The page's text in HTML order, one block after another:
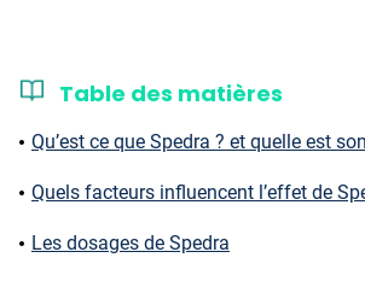
Table des matières
Qu’est ce que Spedra ? et quelle est
Quels facteurs influencent l’effet de
Les dosages de Spedra